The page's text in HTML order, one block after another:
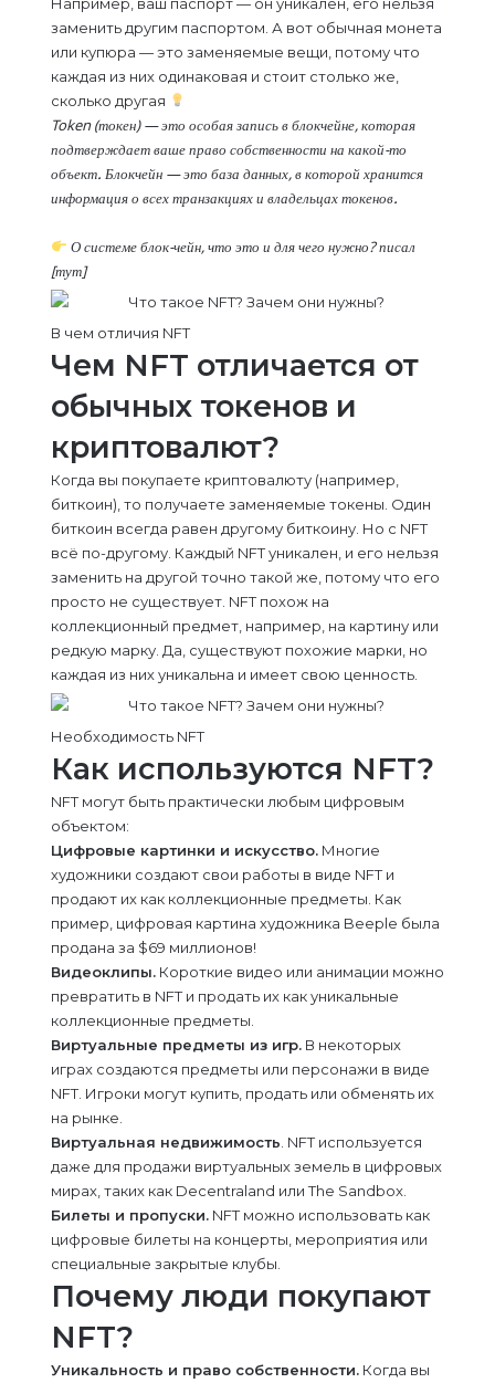
заменить другим паспортом. А вот обычная монета
или купюра — это заменяемые вещи, потому что
каждая из них одинаковая и стоит столько же,
сколько другая
Token (токен) — это особая запись в блокчейне, которая
подтверждает ваше право собственности на какой-то
объект. Блокчейн — это база данных, в которой хранится
информация о всех транзакциях и владельцах токенов.
О системе блок-чейн, что это и для чего нужно? писал
[тут]
В чем отличия NFT
Чем NFT отличается от
обычных токенов и
криптовалют?
Когда вы покупаете криптовалюту (например,
биткоин), то получаете заменяемые токены. Один
биткоин всегда равен другому биткоину. Но с NFT
всё по-другому. Каждый NFT уникален, и его нельзя
заменить на другой точно такой же, потому что его
просто не существует. NFT похож на
коллекционный предмет, например, на картину или
редкую марку. Да, существуют похожие марки, но
каждая из них уникальна и имеет свою ценность.
Необходимость NFT
Как используются NFT?
NFT могут быть практически любым цифровым
объектом:
Цифровые картинки и искусство. Многие
художники создают свои работы в виде NFT и
продают их как коллекционные предметы. Как
пример, цифровая картина художника Beeple была
продана за $69 миллионов!
Видеоклипы. Короткие видео или анимации можно
превратить в NFT и продать их как уникальные
коллекционные предметы.
Виртуальные предметы из игр. В некоторых
играх создаются предметы или персонажи в виде
NFT. Игроки могут купить, продать или обменять их
на рынке.
Виртуальная недвижимость . NFT используется
даже для продажи виртуальных земель в цифровых
мирах, таких как Decentraland или The Sandbox.
Билеты и пропуски. NFT можно использовать как
цифровые билеты на концерты, мероприятия или
специальные закрытые клубы.
Почему люди покупают
NFT?
Уникальность и право собственности. Когда вы